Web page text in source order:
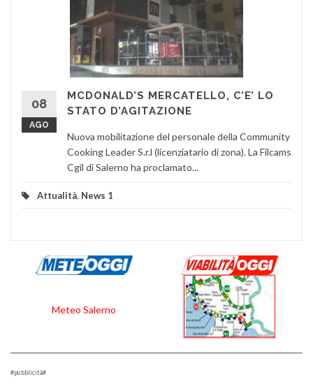
08
AGO
MCDONALD’S MERCATELLO, C’E’ LO
STATO D’AGITAZIONE
Nuova mobilitazione del personale della Community
Cooking Leader S.r.l (licenziatario di zona). La Filcams
Cgil di Salerno ha proclamato...
Attualità, News 1
Meteo Salerno
#pubblicità#